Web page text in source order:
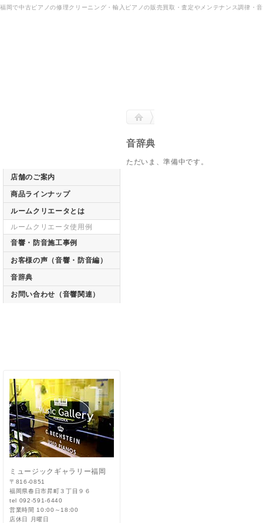
福岡で中古ピアノの修理クリーニング・輸入ピアノの販売買取・査定やメンテナンス調律
音辞典
ただいま、準備中です。
店舗のご案内
商品ラインナップ
ルームクリエータとは
ルームクリエータ使用例
音響・防音施工事例
お客様の声（音響・防音編）
音辞典
お問い合わせ（音響関連）
ミュージックギャラリー福岡
〒816-0851
福岡県春日市昇町３丁目９６
tel 092-591-6440
営業時間 10:00～18:00
店休日 月曜日